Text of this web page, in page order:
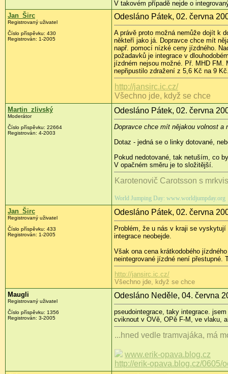
V takovém případě nejde o
Jan_Širc
Registrovaný uživatel
Číslo příspěvku: 430
Registrován: 1-2005
Odesláno Pátek, 02. června
A právě proto možná nemůže dojít k
někteří jako já. Dopravce chce mít
např. pomocí nízké ceny jízdného.
požadavků je integrace v
jízdném nejsou možné. Př. MHD FM.
nepřipustilo zdražení z 5,6 Kč na 9
http://jansirc.ic.cz/
Všechno jde, když se chce
Martin_zlivský
Moderátor
Číslo příspěvku: 22664
Registrován: 4-2003
Odesláno Pátek, 02. června
Dopravce chce mít nějakou volnost a
Dotaz - jedná se o linky dotované,
Pokud nedotované, tak netuším, co
V opačném směru je to složitější.
Karotenovič Carotsson s
World Jumping Day: www.worldjumpday.org
Jan_Širc
Registrovaný uživatel
Číslo příspěvku: 433
Registrován: 1-2005
Odesláno Pátek, 02. června
Problém, že u nás v kraji se
integrace neobejde.
Však ona cena krátkodobého
neintegrované jízdné není přestupné.
http://jansirc.ic.cz/
Všechno jde, když se chce
Maugli
Registrovaný uživatel
Číslo příspěvku: 1356
Registrován: 3-2005
Odesláno Neděle, 04. června
pseudointegrace, taky integrace.
cviknout v OVě, OPě F-M, ve vlaku,
...hned vedle tramvajáka, má
www.erik-opava.blog.cz
http://erik-opava.blog.cz/0605/